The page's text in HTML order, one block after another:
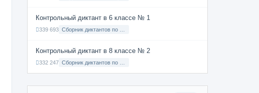
Контрольный диктант в 6 классе № 1
339 693
Контрольный диктант в 8 классе № 2
332 247